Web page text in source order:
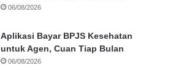
06/08/2026
Aplikasi Bayar BPJS Kesehatan
untuk Agen, Cuan Tiap Bulan
06/08/2026